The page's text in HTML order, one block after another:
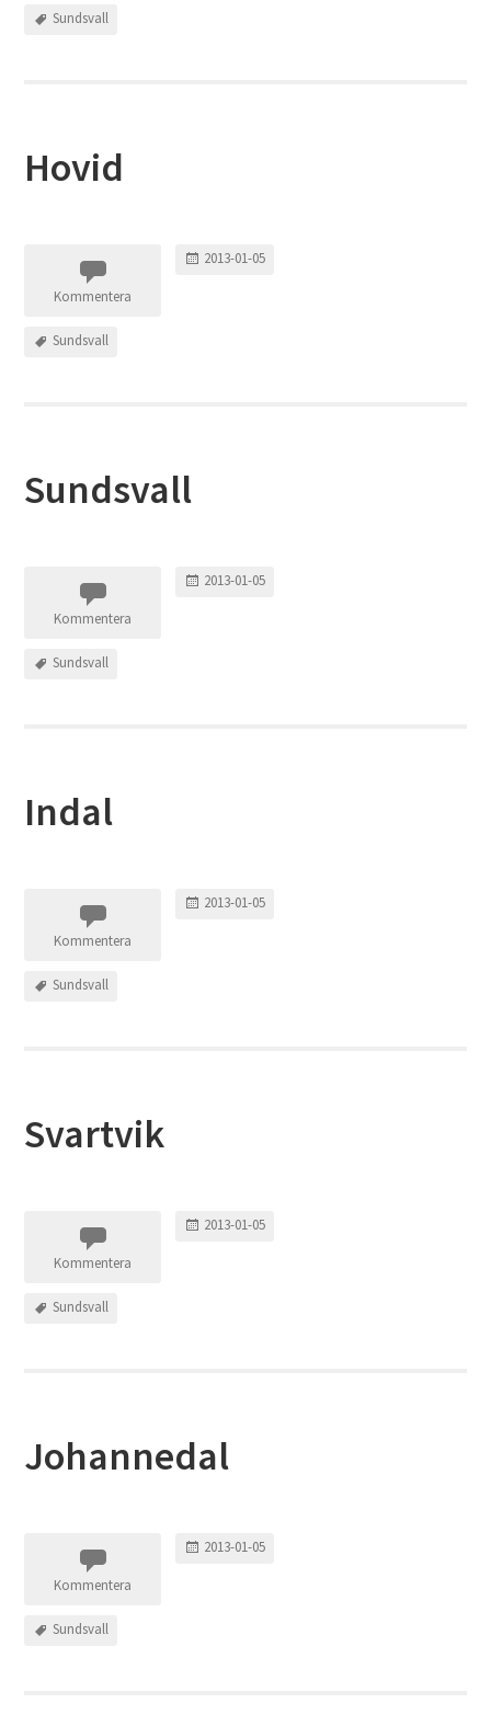
Sundsvall
Hovid
Kommentera
2013-01-05
Sundsvall
Sundsvall
Kommentera
2013-01-05
Sundsvall
Indal
Kommentera
2013-01-05
Sundsvall
Svartvik
Kommentera
2013-01-05
Sundsvall
Johannedal
Kommentera
2013-01-05
Sundsvall